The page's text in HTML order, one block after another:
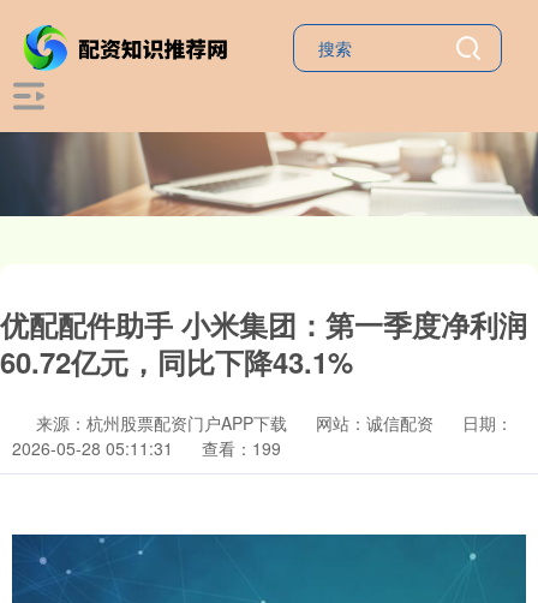
优配配件助手 小米集团：第一季度净利润
60.72亿元，同比下降43.1%
来源：杭州股票配资门户APP下载 网站：诚信配资
日期：
2026-05-28 05:11:31
查看：199